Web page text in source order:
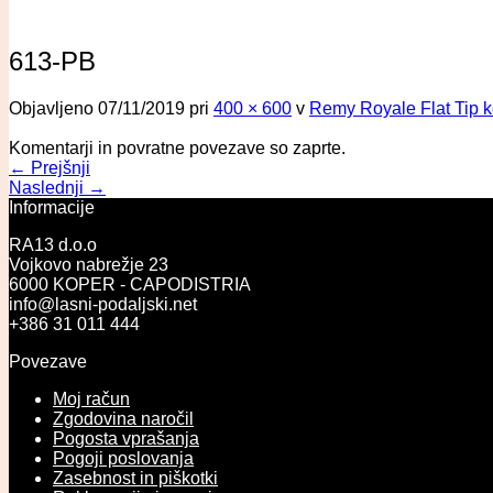
613-PB
Objavljeno 07/11/2019 pri 400 × 600 v Remy Royale Flat Tip
Komentarji in povratne povezave so zaprte.
← Prejšnji
Naslednji →
Informacije
RA13 d.o.o
Vojkovo nabrežje 23
6000 KOPER - CAPODISTRIA
info@lasni-podaljski.net
+386 31 011 444
Povezave
Moj račun
Zgodovina naročil
Pogosta vprašanja
Pogoji poslovanja
Zasebnost in piškotki